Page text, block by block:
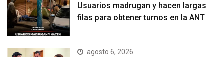
Usuarios madrugan y hacen largas
filas para obtener turnos en la ANT
agosto 6, 2026